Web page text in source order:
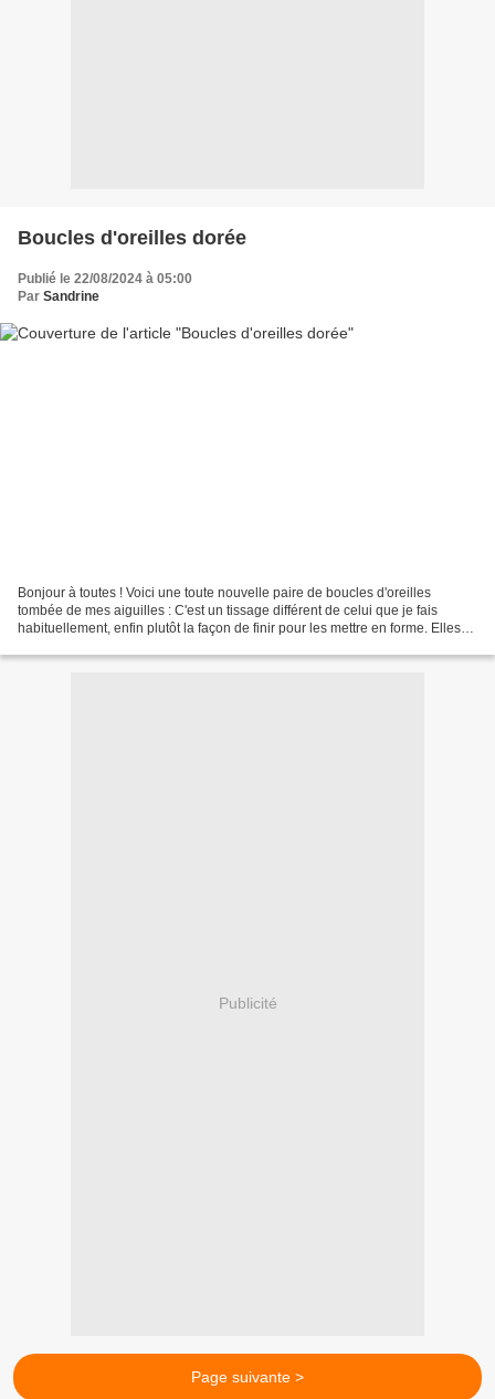
Boucles d'oreilles dorée
Publié le 22/08/2024 à 05:00
Par Sandrine
Bonjour à toutes ! Voici une toute nouvelle paire de boucles d'oreilles
tombée de mes aiguilles : C'est un tissage différent de celui que je fais
habituellement, enfin plutôt la façon de finir pour les mettre en forme. Elles
Publicité
Page suivante >